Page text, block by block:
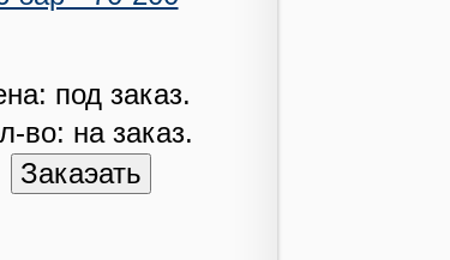
под заказ.
во: на заказ.